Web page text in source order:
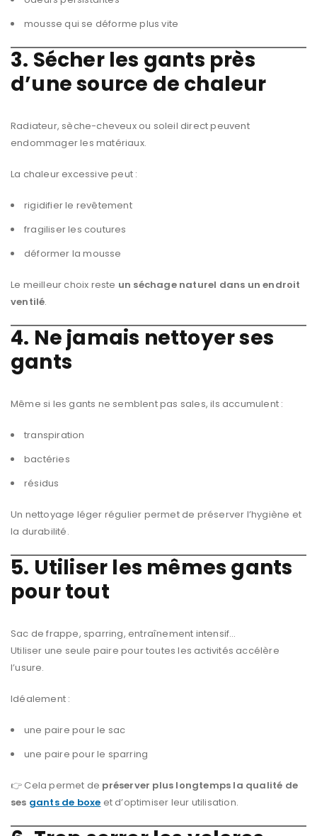
mousse qui se déforme plus vite
3. Sécher les gants près
d’une source de chaleur
Radiateur, sèche-cheveux ou soleil direct peuvent
endommager les matériaux.
La chaleur excessive peut :
rigidifier le revêtement
fragiliser les coutures
déformer la mousse
Le meilleur choix reste un séchage naturel dans un endroit
ventilé.
4. Ne jamais nettoyer ses
gants
Même si les gants ne semblent pas sales, ils accumulent :
transpiration
bactéries
résidus
Un nettoyage léger régulier permet de préserver l’hygiène et
la durabilité.
5. Utiliser les mêmes gants
pour tout
Sac de frappe, sparring, entraînement intensif…
Utiliser une seule paire pour toutes les activités accélère
l’usure.
Idéalement :
une paire pour le sac
une paire pour le sparring
👉 Cela permet de préserver plus longtemps la qualité de
ses gants de boxe et d’optimiser leur utilisation.